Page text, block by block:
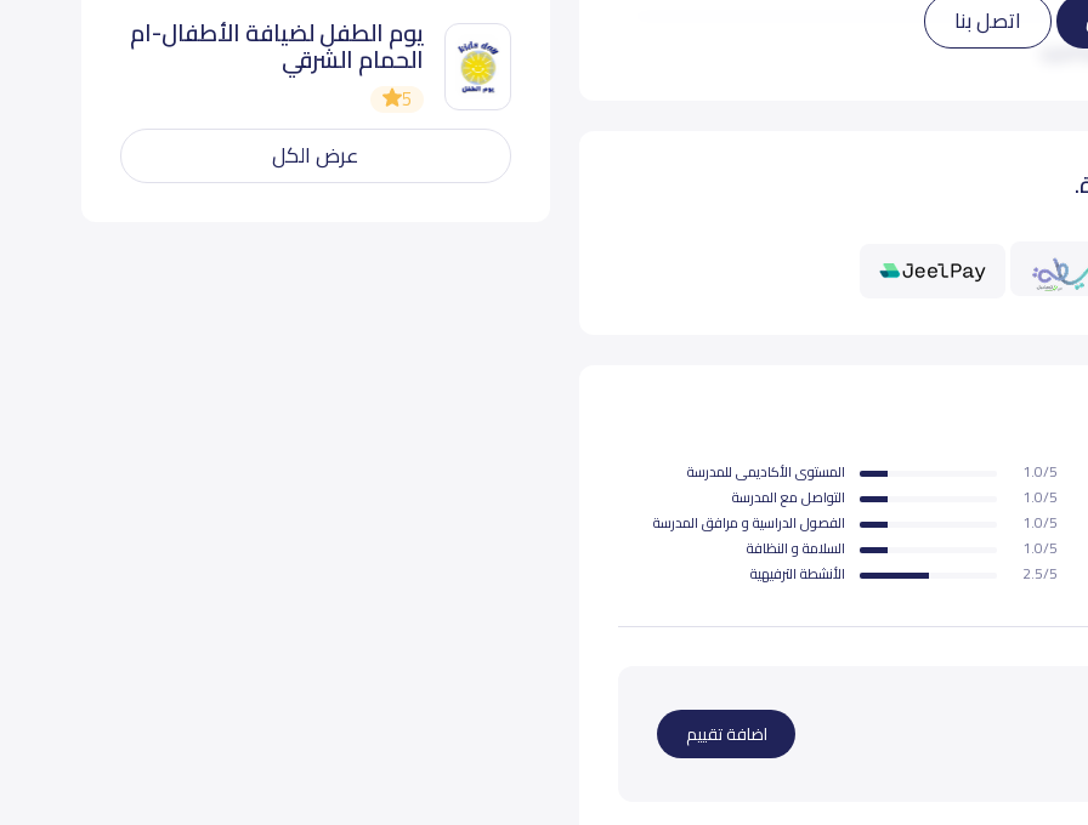
اتصل بنا
المزيد
9,000
9,000 1.0/5
المستوى اﻷكاديمى للمدرسة
1.0/5
التواصل مع المدرسة
1.0/5
الفصول الدراسية و مرافق المدرسة
1.0/5
السلامة و النظافة
2.5/5
اﻷنشطة الترفيهية
اضافة تقييم
يوم الطفل لضيافة الأطفال-ام
الحمام الشرقي
5
عرض الكل